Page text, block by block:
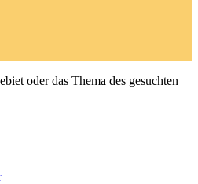
oder das Thema des gesuchten